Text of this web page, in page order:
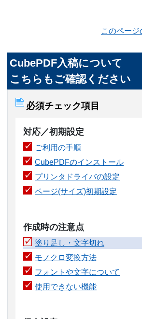
このページ
CubePDF入稿について
こちらもご確認ください
必須チェック項目
対応／初期設定
ご利用の手順
CubePDFのインストール
プリンタドライバの設定
ページ(サイズ)初期設定
作成時の注意点
塗り足し・文字切れ
モノクロ変換方法
フォントや文字について
使用できない機能